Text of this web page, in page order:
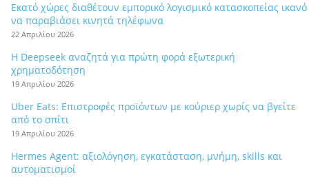
Εκατό χώρες διαθέτουν εμπορικό λογισμικό κατασκοπείας ικανό
να παραβιάσει κινητά τηλέφωνα
22 Απριλίου 2026
Η Deepseek αναζητά για πρώτη φορά εξωτερική
χρηματοδότηση
19 Απριλίου 2026
Uber Eats: Επιστροφές προϊόντων με κούριερ χωρίς να βγείτε
από το σπίτι
19 Απριλίου 2026
Hermes Agent: αξιολόγηση, εγκατάσταση, μνήμη, skills και
αυτοματισμοί